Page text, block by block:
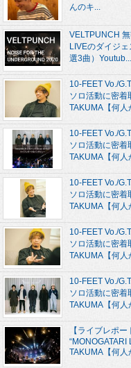
んのキ...
VELTPUNCH
LIVEのダイジ
選3曲）Youtub...
10-FEET Vo./
ソロ活動に密着
TAKUMA【何人
10-FEET Vo./
ソロ活動に密着
TAKUMA【何人
10-FEET Vo./
ソロ活動に密着
TAKUMA【何人
10-FEET Vo./
ソロ活動に密着
TAKUMA【何人
10-FEET Vo./
ソロ活動に密着
TAKUMA【何人
【ライブレポー
“MONOGATARI
TAKUMA【何人